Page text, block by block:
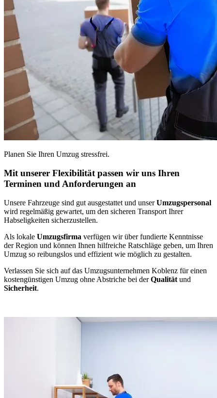
Planen Sie Ihren Umzug stressfrei.
Mit unserer Flexibilität passen wir uns Ihren
Terminen und Anforderungen an
Unsere Fahrzeuge sind gut ausgestattet und unserUmzugspersonal
wird regelmäßig gewartet, um den sicheren Transport Ihrer
Habseligkeiten sicherzustellen.
Als lokale Umzugsfirma verfügen wir über fundierte Kenntnisse
der Region und können Ihnen hilfreiche Ratschläge geben, um Ihren
Umzug so reibungslos und effizient wie möglich zu gestalten.
Verlassen Sie sich auf das Umzugsunternehmen Koblenz für einen
kostengünstigen Umzug ohne Abstriche bei derQualität und
Sicherheit.